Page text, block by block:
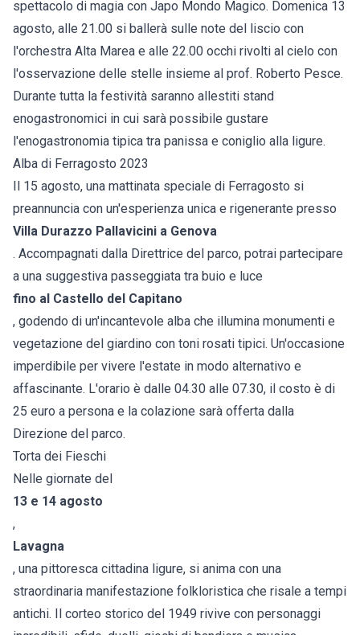
spettacolo di magia con Japo Mondo Magico. Domenica 13
agosto, alle 21.00 si ballerà sulle note del liscio con
l'orchestra Alta Marea e alle 22.00 occhi rivolti al cielo con
l'osservazione delle stelle insieme al prof. Roberto Pesce.
Durante tutta la festività saranno allestiti stand
enogastronomici in cui sarà possibile gustare
l'enogastronomia tipica tra panissa e coniglio alla ligure.
Alba di Ferragosto 2023
Il 15 agosto, una mattinata speciale di Ferragosto si
preannuncia con un'esperienza unica e rigenerante presso
Villa Durazzo Pallavicini a Genova
. Accompagnati dalla Direttrice del parco, potrai partecipare
a una suggestiva passeggiata tra buio e luce
fino al Castello del Capitano
, godendo di un'incantevole alba che illumina monumenti e
vegetazione del giardino con toni rosati tipici. Un'occasione
imperdibile per vivere l'estate in modo alternativo e
affascinante. L'orario è dalle 04.30 alle 07.30, il costo è di
25 euro a persona e la colazione sarà offerta dalla
Direzione del parco.
Torta dei Fieschi
Nelle giornate del
13 e 14 agosto
,
Lavagna
, una pittoresca cittadina ligure, si anima con una
straordinaria manifestazione folkloristica che risale a tempi
antichi. Il corteo storico del 1949 rivive con personaggi